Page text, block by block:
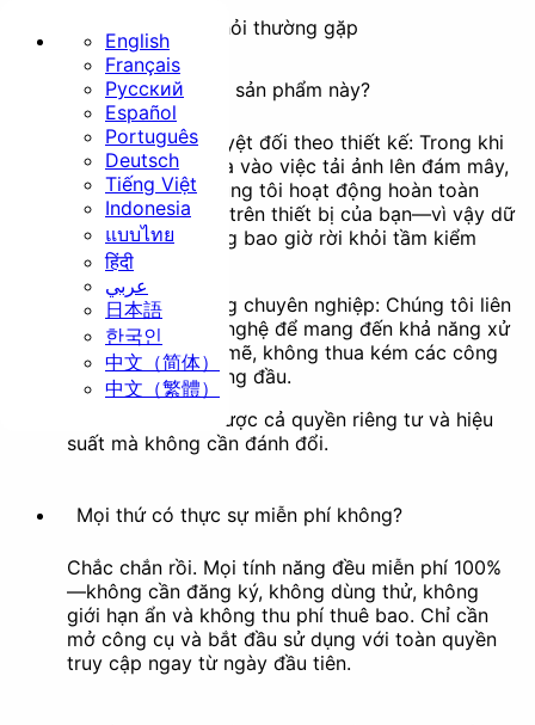
Trang chủ
Thay đổi kích thước Cắt ảnh
Xoay ảnh Chuyển đổi định dạng
Xóa EXIF Đóng dấu (Watermark)
Câu hỏi thường gặp
Tại sao nên chọn sản phẩm này?
Quyền riêng tư tuyệt đối theo thiết kế: Trong khi
nhiều công cụ dựa vào việc tải ảnh lên đám mây,
sản phẩm của chúng tôi hoạt động hoàn toàn
ngoại tuyến ngay trên thiết bị của bạn—vì vậy dữ
liệu của bạn không bao giờ rời khỏi tầm kiểm
soát của bạn.
Kết quả chất lượng chuyên nghiệp: Chúng tôi liên
tục cải tiến công nghệ để mang đến khả năng xử
lý hình ảnh mạnh mẽ, không thua kém các công
cụ thương mại hàng đầu.
Tóm lại, bạn có được cả quyền riêng tư và hiệu
suất mà không cần đánh đổi.
Mọi thứ có thực sự miễn phí không?
Chắc chắn rồi. Mọi tính năng đều miễn phí 100%
—không cần đăng ký, không dùng thử, không
giới hạn ẩn và không thu phí thuê bao. Chỉ cần
mở công cụ và bắt đầu sử dụng với toàn quyền
truy cập ngay từ ngày đầu tiên.
English
Français
Русский
Español
Português
Deutsch
Tiếng Việt
Indonesia
แบบไทย
हिंदी
عربي
日本語
한국인
中文（简体）
中文（繁體）